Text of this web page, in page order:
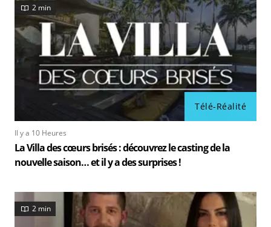
Télé-Réalité
2 min
Il y a 10 Heures
La Villa des cœurs brisés : découvrez le casting de la
nouvelle saison… et il y a des surprises !
2 min